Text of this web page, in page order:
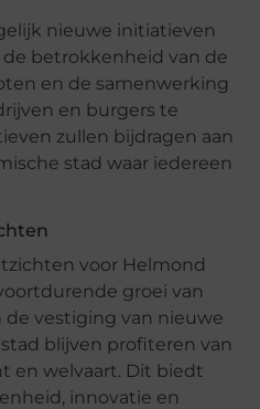
nieuwe initiatieven
betrokkenheid van de
en de samenwerking
en burgers te
zullen bijdragen aan
stad waar iedereen
voor Helmond
groei van
vestiging van nieuwe
blijven profiteren van
en welvaart. Dit biedt
innovatie en